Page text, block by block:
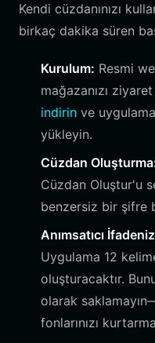
Kendi cüzdanınızı
birkaç dakika süren
Kurulum: Resmi
mağazanızı
indirin ve
yükleyin.
Cüzdan
Cüzdan Oluştur'u
benzersiz bir şifre
Anımsatıcı
Uygulama 12
oluşturacaktır.
olarak
fonlarınızı